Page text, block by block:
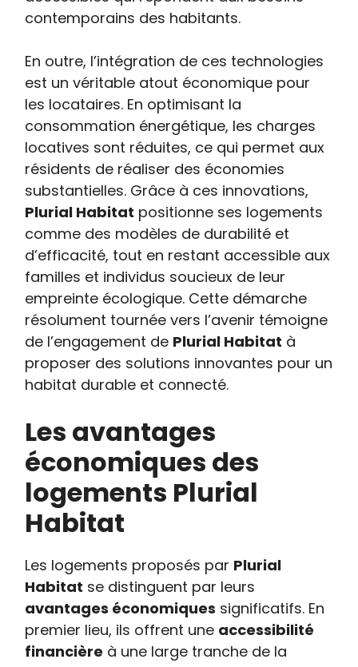
contemporains des habitants.
En outre, l’intégration de ces technologies
est un véritable atout économique pour
les locataires. En optimisant la
consommation énergétique, les charges
locatives sont réduites, ce qui permet aux
résidents de réaliser des économies
substantielles. Grâce à ces innovations,
Plurial Habitat positionne ses logements
comme des modèles de durabilité et
d’efficacité, tout en restant accessible aux
familles et individus soucieux de leur
empreinte écologique. Cette démarche
résolument tournée vers l’avenir témoigne
de l’engagement de Plurial Habitat à
proposer des solutions innovantes pour un
habitat durable et connecté.
Les avantages
économiques des
logements Plurial
Habitat
Les logements proposés par Plurial
Habitat se distinguent par leurs
avantages économiques significatifs. En
premier lieu, ils offrent une accessibilité
financière à une large tranche de la